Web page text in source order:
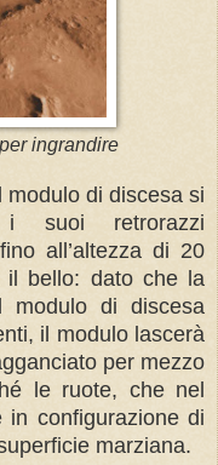
ingrandire
di discesa si
i suoi retrorazzi
all’altezza di 20
il bello: dato che la
modulo di discesa
il modulo lascerà
per mezzo
le ruote, che nel
in configurazione di
marziana.